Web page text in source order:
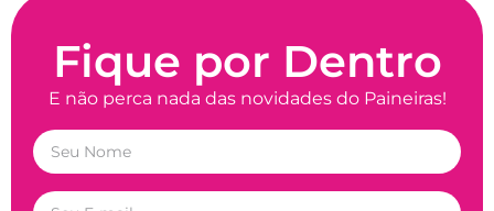
Fique por Dentro
E não perca nada das novidades do Paineiras!